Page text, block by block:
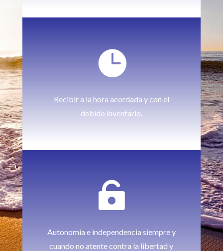

Recibir a la hora acordada y con el
debido inventario.

Autonomía e independencia siempre y
cuando no atente contra la libertad y